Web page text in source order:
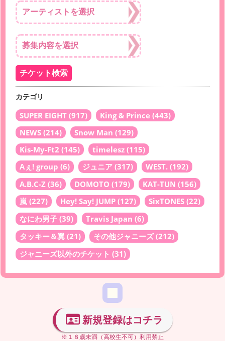
カテゴリ
SUPER EIGHT (917) King & Prince (443)
NEWS (214) Snow Man (129)
Kis-My-Ft2 (145) timelesz (115)
Aぇ! group (6) ジュニア (317) WEST. (192)
A.B.C-Z (36) DOMOTO (179) KAT-TUN (156)
嵐 (227) Hey! Say! JUMP (127) SixTONES (22)
なにわ男子 (39) Travis Japan (6)
タッキー＆翼 (21) その他ジャニーズ(212)
ジャニーズ以外のチケット (31)
新規登録はコチラ
※１８歳未満（高校生不可）利用禁止